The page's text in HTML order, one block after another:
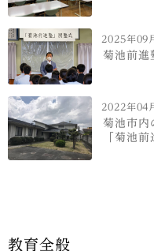
2025年09
菊池前進
2022年04
菊池市内
「菊池
教育全般